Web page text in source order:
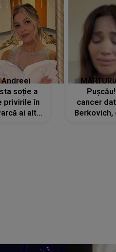
Andreei
soție a
privirile în
ai altă
cancer
Berkovich,